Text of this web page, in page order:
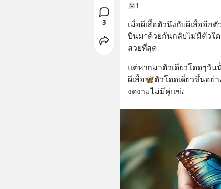
1
เมื่อผีเสื้อตัวนึงกับผีเสื้ออีกตั
บินมาด้วยกันกลับไม่มีตัวใด
สวยที่สุด
แต่หากมาตัวเดียวโดดๆวัน
ผีเสื้อ🦋ตัวโดดเดี่ยวขึ้นอย่า
งดงามไม่มีคู่แข่ง
3